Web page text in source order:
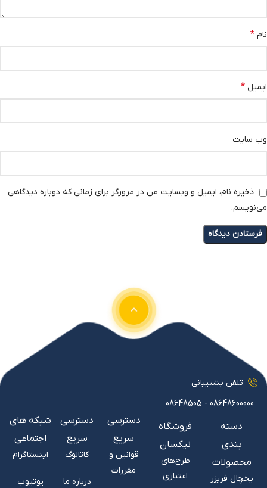
نام *
ایمیل *
وب‌ سایت
ذخیره نام، ایمیل و وبسایت من در مرورگر برای زمانی که دوباره دیدگاهی
می‌نویسم.
تلفن پشتیبانی
08648600000 - 08648505
دسته
بندی
محصولات
یخچال فریزر
فروشگاه
نیکسان
طرح‌های
اعتباری
دسترسی
سریع
قوانین و
مقررات
دسترسی
سریع
کاتالوگ
درباره ما
شبکه های
اجتماعی
اینستاگرام
یوتیوب